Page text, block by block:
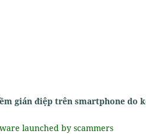
gián điệp trên smartphone do
launched by scammers